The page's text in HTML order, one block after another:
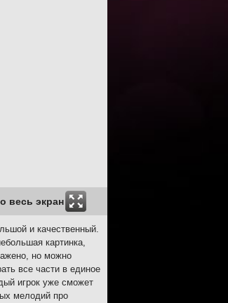
весь экран
и качественный.
картинка,
но можно
все части в единое
игрок уже сможет
мелодий про